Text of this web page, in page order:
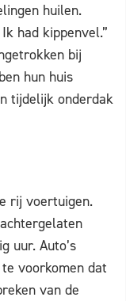
huilen.
had kippenvel.”
bij
hun huis
tijdelijk onderdak
rij voertuigen.
uur. Auto’s
voorkomen dat
van de